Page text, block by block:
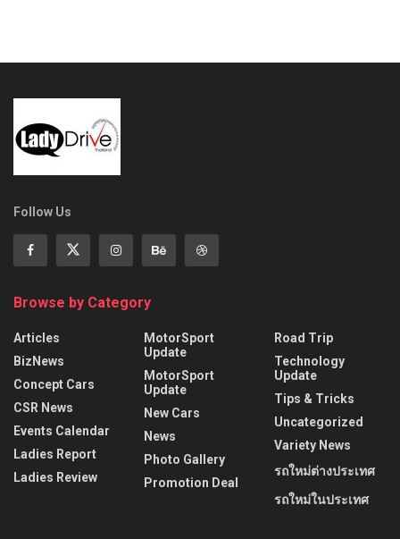
Follow Us
Browse by Category
Articles
BizNews
Concept Cars
CSR News
Events Calendar
Ladies Report
Ladies Review
MotorSport
Update
MotorSport
Update
New Cars
News
Photo Gallery
Promotion Deal
Road Trip
Technology
Update
Tips & Tricks
Uncategorized
Variety News
รถใหม่ต่างประเทศ
รถใหม่ในประเทศ